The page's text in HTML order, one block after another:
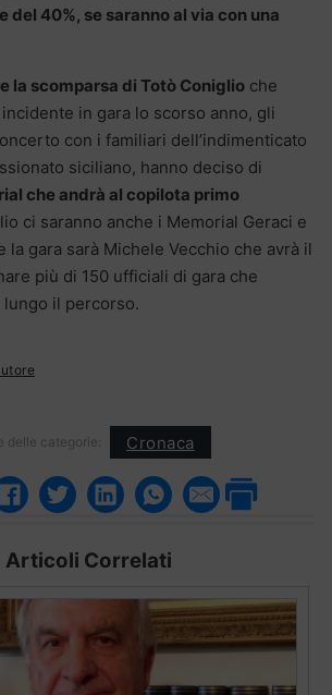
del 40%, se saranno al via con una
la scomparsa di Totò Coniglio che
in gara lo scorso anno, gli
con i familiari dell’indimenticato
siciliano, hanno deciso di
che andrà al copilota primo
ci saranno anche i Memorial Geraci e
la gara sarà Michele Vecchio che avrà il
più di 150 ufficiali di gara che
il percorso.
delle categorie: Cronaca
Articoli Correlati